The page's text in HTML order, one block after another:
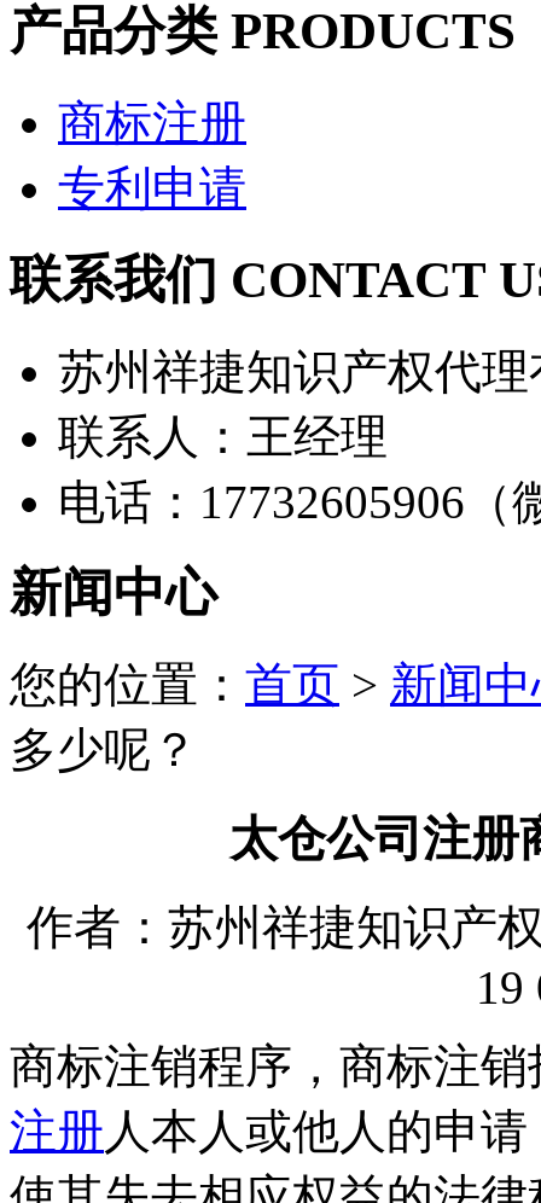
产品分类 PRODUCTS
商标注册
专利申请
联系我们 CONTACT
苏州祥捷知识产权代
联系人：王经理
电话：17732605906（
新闻中心
您的位置： 首页 > 新闻
多少呢？
太仓公司注册
作者：苏州祥捷知识产
19
商标注销程序，商标注
注册人本人或他人的申